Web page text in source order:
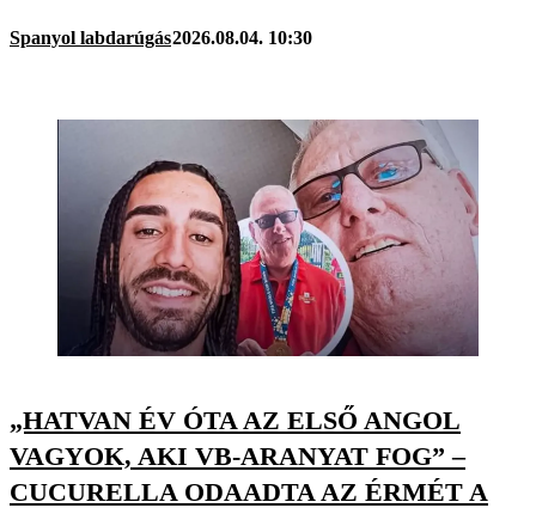
Spanyol labdarúgás2026.08.04. 10:30
„HATVAN ÉV ÓTA AZ ELSŐ ANGOL
VAGYOK, AKI VB-ARANYAT FOG” –
CUCURELLA ODAADTA AZ ÉRMÉT A